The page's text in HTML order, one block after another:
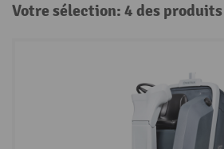
Votre sélection: 4 des produits